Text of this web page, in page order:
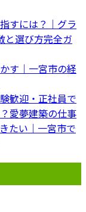
すには？｜グラ
と選び方完全ガ
す｜一宮市の経
歓迎・正社員で
愛夢建築の仕事
たい｜一宮市で